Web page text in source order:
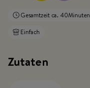
Gesamtzeit ca. 40Minuten
Einfach
Zutaten